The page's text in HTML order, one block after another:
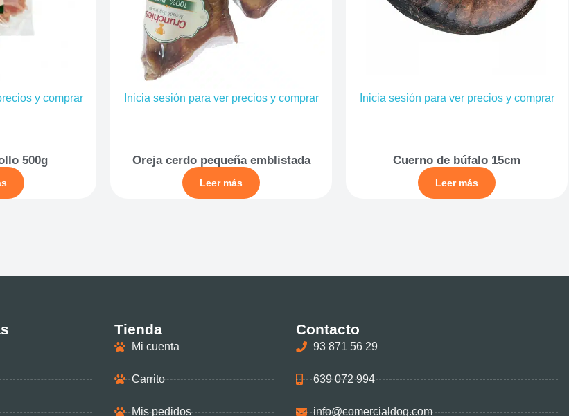
y comprar
500g
Inicia sesión para ver precios y comprar
Oreja cerdo pequeña emblistada
Leer más
Inicia sesión para ver precios y comprar
Cuerno de búfalo 15cm
Leer más
Tienda
Mi cuenta
Carrito
Mis pedidos
Contacto
93 871 56 29
639 072 994
info@comercialdog.com